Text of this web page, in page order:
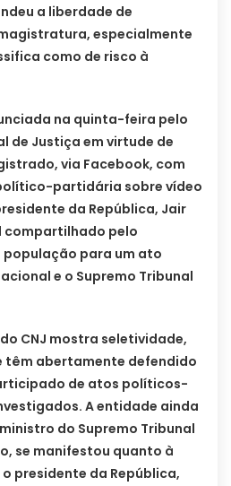
a liberdade de
especialmente
como de risco à
na quinta-feira pelo
de Justiça em virtude de
via Facebook, com
partidária sobre vídeo
da República, Jair
compartilhado pelo
população para um ato
e o Supremo Tribunal
CNJ mostra seletividade,
têm abertamente defendido
de atos políticos-
A entidade ainda
do Supremo Tribunal
se manifestou quanto à
presidente da República,